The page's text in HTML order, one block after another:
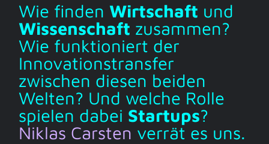
Wie finden Wirtschaft und
Wissenschaft zusammen?
Wie funktioniert der
Innovationstransfer
zwischen diesen beiden
Welten? Und welche Rolle
spielen dabei Startups?
Niklas Carsten verrät es uns.